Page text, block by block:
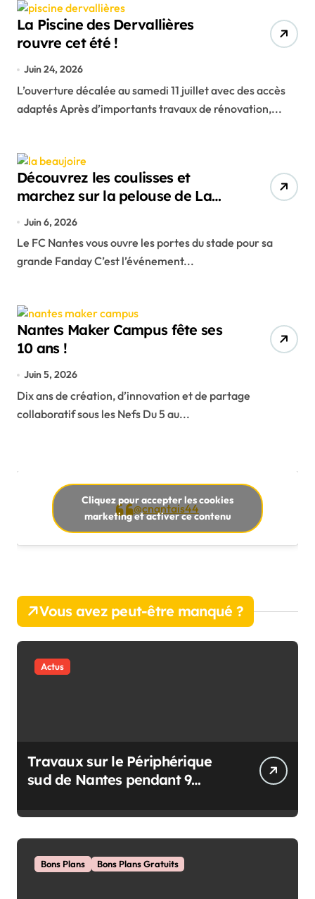
La Piscine des Dervallières
rouvre cet été !
Juin 24, 2026
L’ouverture décalée au samedi 11 juillet avec des accès
adaptés Après d’importants travaux de rénovation,...
Découvrez les coulisses et
marchez sur la pelouse de La
Juin 6, 2026
Le FC Nantes vous ouvre les portes du stade pour sa
grande Fanday C’est l’événement...
Nantes Maker Campus fête ses
10 ans !
Juin 5, 2026
Dix ans de création, d’innovation et de partage
collaboratif sous les Nefs Du 5 au...
@cnantais44
Cliquez pour accepter les cookies
marketing et activer ce contenu
Vous avez peut-être manqué ?
Actus
Travaux sur le Périphérique
sud de Nantes pendant 9
Bons Plans Bons Plans Gratuits